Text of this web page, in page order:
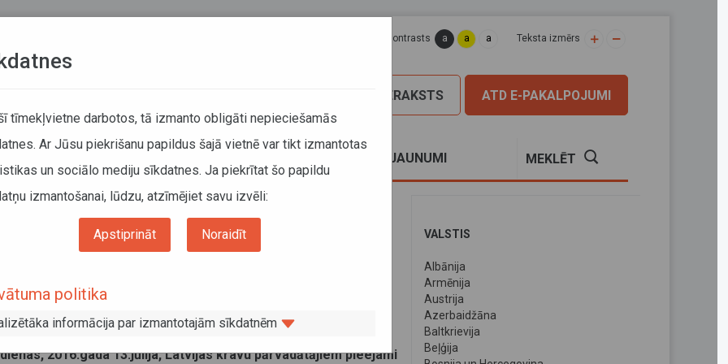
Lapas kontrasts a a a Teksta izmērs
ATD E-PAKALPOJUMI
PIERAKSTS
JAUNUMI MEKLĒT
pārvadātājiem pieejami 300 Mongolijas universālo atļauju
universālo atļauju
2016.gada 13.jūlija, Latvijas kravu pārvadātājiem pieejami
VALSTIS
Albānija
Armēnija
Austrija
Azerbaidžāna
Baltkrievija
Beļģija
tīmekļvietne darbotos, tā izmanto obligāti nepieciešamās
Ar Jūsu piekrišanu papildus šajā vietnē var tikt izmantotas
un sociālo mediju sīkdatnes. Ja piekrītat šo papildu
izmantošanai, lūdzu, atzīmējiet savu izvēli:
Apstiprināt Noraidīt
politika
informācija par izmantotajām sīkdatnēm